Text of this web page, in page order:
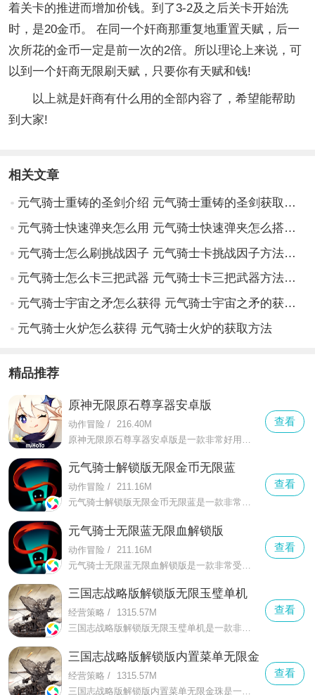
着关卡的推进而增加价钱。到了3-2及之后关卡开始洗
时，是20金币。 在同一个奸商那重复地重置天赋，后一
次所花的金币一定是前一次的2倍。所以理论上来说，可
以到一个奸商无限刷天赋，只要你有天赋和钱!
以上就是奸商有什么用的全部内容了，希望能帮助
到大家!
相关文章
元气骑士重铸的圣剑介绍 元气骑士重铸的圣剑获取方式一览
元气骑士快速弹夹怎么用 元气骑士快速弹夹怎么搭配比较好
元气骑士怎么刷挑战因子 元气骑士卡挑战因子方法教学
元气骑士怎么卡三把武器 元气骑士卡三把武器方法教学
元气骑士宇宙之矛怎么获得 元气骑士宇宙之矛的获取方法
元气骑士火炉怎么获得 元气骑士火炉的获取方法
精品推荐
原神无限原石尊享器安卓版
动作冒险 /
216.40M
查看
元气骑士解锁版无限金币无限蓝
动作冒险 / 211.16M
元气骑士解锁版无限金币无限蓝是一款非常受大家欢迎的射击冒险游戏，在这款元气骑士解锁版无限金币无限蓝有着更加全面的冒险玩法
查看
元气骑士无限蓝无限血解锁版
动作冒险 /
211.16M
查看
三国志战略版解锁版无限玉璧单机
经营策略 /
1315.57M
三国志战略版解锁版无限玉璧单机是一款非常好玩的正版授权的光荣新作，在这里你可以感受到更加有趣的一个古代战场，在这里你可以感受到自由的因地制宜战略布阵
查看
三国志战略版解锁版内置菜单无限金珠
经营策略 /
1315.57M
三国志战略版解锁版内置菜单无限金珠是一款能给大家带来更多精彩策略对战的三国题材的手游，在这款三国志战略版解锁版内置菜单无限金珠中玩家要熟悉的三国世界中开展自己的霸业
查看